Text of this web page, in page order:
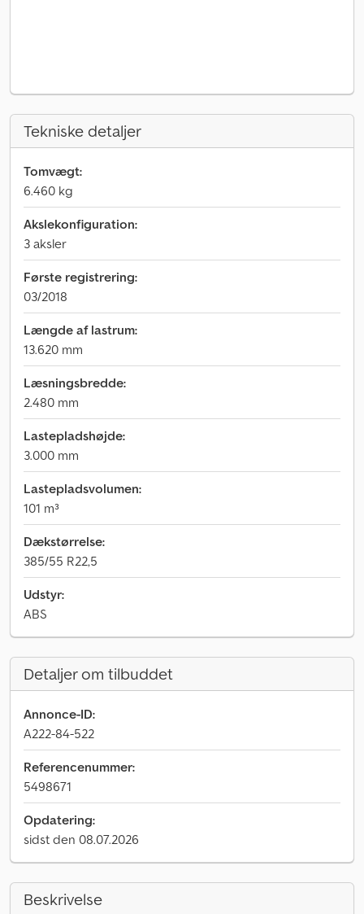
Tekniske detaljer
Tomvægt:
6.460 kg
Akslekonfiguration:
3 aksler
Første registrering:
03/2018
Længde af lastrum:
13.620 mm
Læsningsbredde:
2.480 mm
Lastepladshøjde:
3.000 mm
Lastepladsvolumen:
101 m³
Dækstørrelse:
385/55 R22,5
Udstyr:
ABS
Detaljer om tilbuddet
Annonce-ID:
A222-84-522
Referencenummer:
5498671
Opdatering:
sidst den 08.07.2026
Beskrivelse